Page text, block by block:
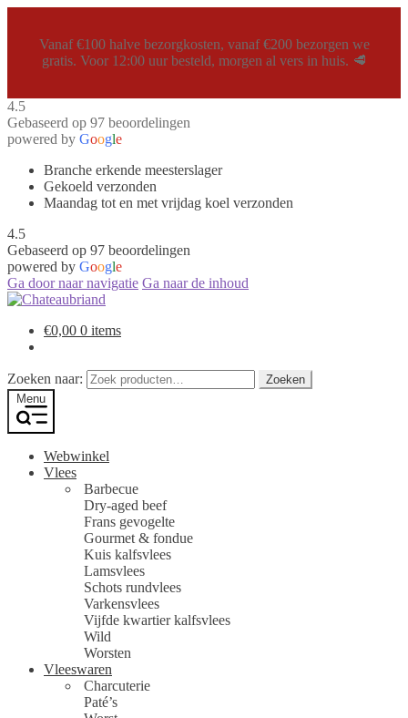
Vanaf €100 halve bezorgkosten, vanaf €200 bezorgen we
gratis. Voor 12:00 uur besteld, morgen al vers in huis. 🥩
4.5
Gebaseerd op 97 beoordelingen
powered by Google
Branche erkende meesterslager
Gekoeld verzonden
Maandag tot en met vrijdag koel verzonden
4.5
Gebaseerd op 97 beoordelingen
powered by Google
Ga door naar navigatie Ga naar de inhoud
€0,00 0 items
Zoeken naar:
Zoeken
Menu
Webwinkel
Vlees
Barbecue
Dry-aged beef
Frans gevogelte
Gourmet & fondue
Kuis kalfsvlees
Lamsvlees
Schots rundvlees
Varkensvlees
Vijfde kwartier kalfsvlees
Wild
Worsten
Vleeswaren
Charcuterie
Paté’s